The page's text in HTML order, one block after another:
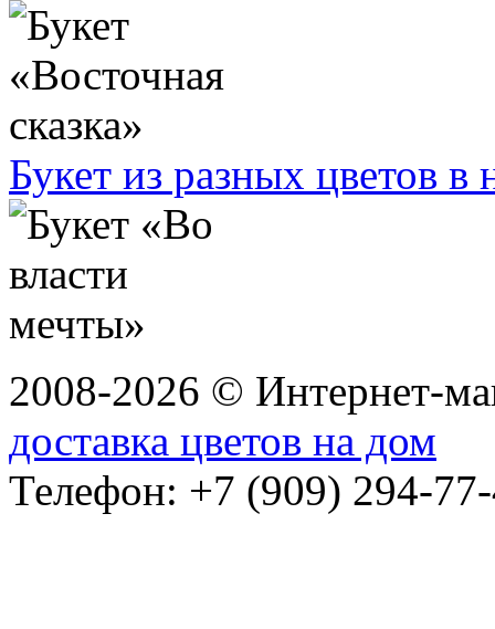
Букет из разных цветов
2008-2026 © Интернет-
доставка цветов на дом
Телефон: +7 (909) 294-